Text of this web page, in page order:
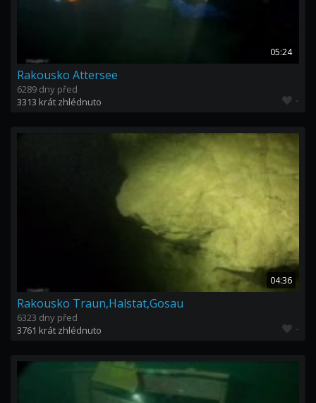
05:24
Rakousko Attersee
6289 dny před
3313 krát zhlédnuto
-
04:36
Rakousko Traun,Halstat,Gosau
6323 dny před
3761 krát zhlédnuto
-